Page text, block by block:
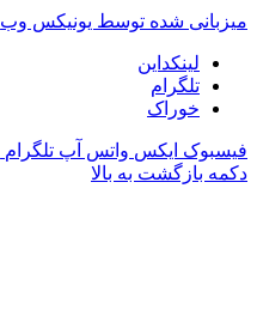
میزبانی شده توسط یونیکس وب
لینکداین
تلگرام
خوراک
فیسبوک ایکس واتس آپ تلگرام
دکمه بازگشت به بالا